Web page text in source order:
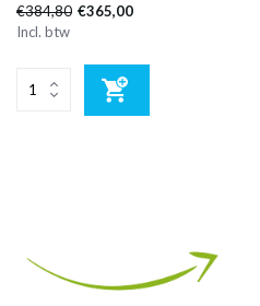
€384,80 €365,00
Incl. btw